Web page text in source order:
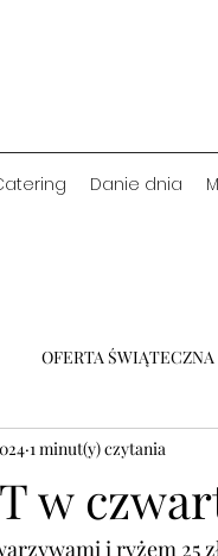
Danie dnia
OFERTA ŚWIĄTECZNA
w
1 minut(y) czytania
i ryżem 25